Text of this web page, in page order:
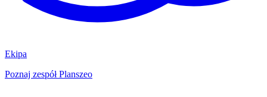
Ekipa
Poznaj zespół Planszeo